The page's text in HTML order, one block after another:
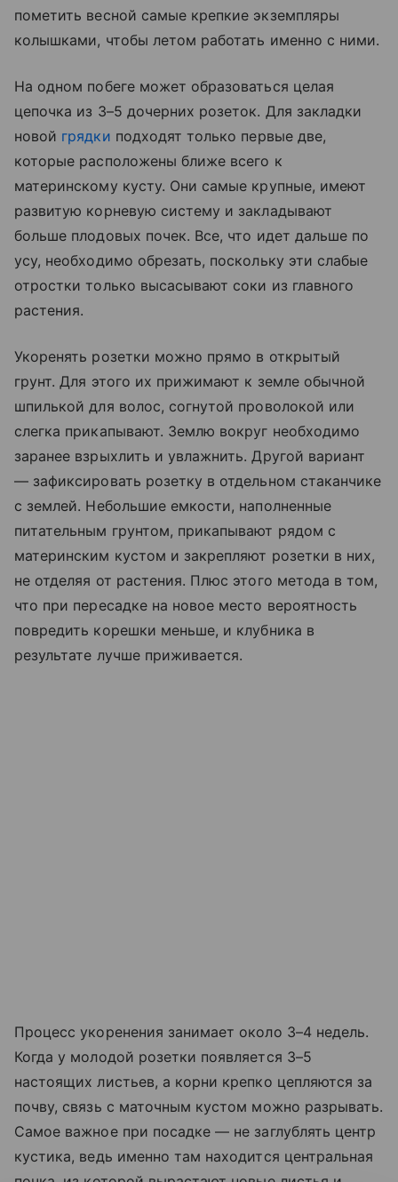
пометить весной самые крепкие экземпляры
колышками, чтобы летом работать именно с ними.
На одном побеге может образоваться целая
цепочка из 3–5 дочерних розеток. Для закладки
новой грядки подходят только первые две,
которые расположены ближе всего к
материнскому кусту. Они самые крупные, имеют
развитую корневую систему и закладывают
больше плодовых почек. Все, что идет дальше по
усу, необходимо обрезать, поскольку эти слабые
отростки только высасывают соки из главного
растения.
Укоренять розетки можно прямо в открытый
грунт. Для этого их прижимают к земле обычной
шпилькой для волос, согнутой проволокой или
слегка прикапывают. Землю вокруг необходимо
заранее взрыхлить и увлажнить. Другой вариант
— зафиксировать розетку в отдельном стаканчике
с землей. Небольшие емкости, наполненные
питательным грунтом, прикапывают рядом с
материнским кустом и закрепляют розетки в них,
не отделяя от растения. Плюс этого метода в том,
что при пересадке на новое место вероятность
повредить корешки меньше, и клубника в
результате лучше приживается.
Процесс укоренения занимает около 3–4 недель.
Когда у молодой розетки появляется 3–5
настоящих листьев, а корни крепко цепляются за
почву, связь с маточным кустом можно разрывать.
Самое важное при посадке — не заглублять центр
кустика, ведь именно там находится центральная